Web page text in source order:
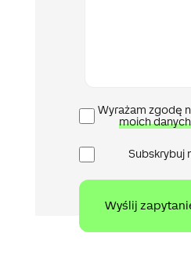
Wyrażam zgodę
moich
Subskrybuj